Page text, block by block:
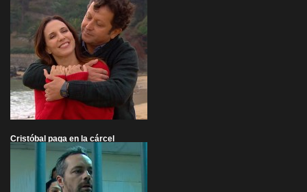
Cristóbal paga en la cárcel